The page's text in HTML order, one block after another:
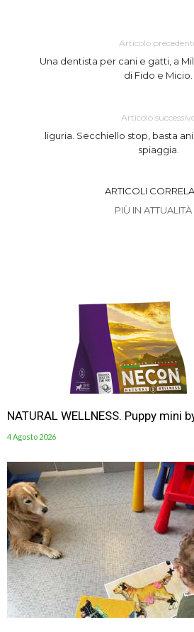
Articolo
Una dentista per cani e gatti, a
di Fido e Micio.
Articolo
liguria. Secchiello stop, basta
spiaggia.
ARTICOLI
PIÙ IN ATTUALITÀ
NATURAL WELLNESS. Puppy mini
4 Agosto 2026